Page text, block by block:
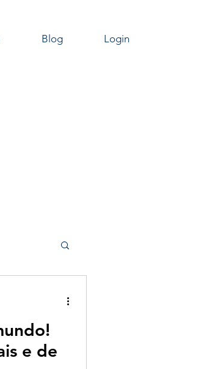
Blog Login
e de